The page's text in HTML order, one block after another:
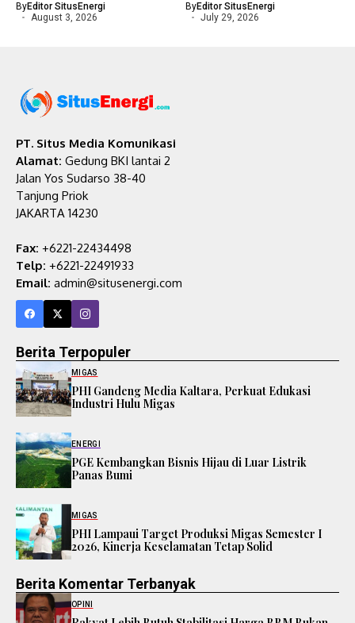
ByEditor SitusEnergi
August 3, 2026
ByEditor SitusEnergi
July 29, 2026
PT. Situs Media Komunikasi
Alamat: Gedung BKI lantai 2
Jalan Yos Sudarso 38-40
Tanjung Priok
JAKARTA 14230
Fax: +6221-22434498
Telp: +6221-22491933
Email: admin@situsenergi.com
Berita Terpopuler
MIGAS
PHI Gandeng Media Kaltara, Perkuat Edukasi
Industri Hulu Migas
ENERGI
PGE Kembangkan Bisnis Hijau di Luar Listrik
Panas Bumi
MIGAS
PHI Lampaui Target Produksi Migas Semester I
2026, Kinerja Keselamatan Tetap Solid
Berita Komentar Terbanyak
OPINI